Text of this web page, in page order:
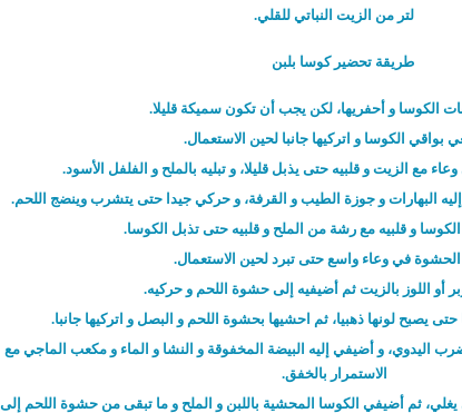
لتر من الزيت النباتي للقلي.
طريقة تحضير كوسا بلبن
الكوسا و أحفريها، لكن يجب أن تكون سميكة قليلا.
بواقي الكوسا و اتركيها جانبا لحين الاستعمال.
مع الزيت و قلبيه حتى يذبل قليلا، و تبليه بالملح و الفلفل الأسود.
البهارات و جوزة الطيب و القرفة، و حركي جيدا حتى يتشرب وينضج اللحم.
و قلبيه مع رشة من الملح و قلبيه حتى تذبل الكوسا.
في وعاء واسع حتى تبرد لحين الاستعمال.
أو اللوز بالزيت ثم أضيفيه إلى حشوة اللحم و حركيه.
حتى يصبح لونها ذهبيا، ثم احشيها بحشوة اللحم و البصل و اتركيها جانبا.
اليدوي، و أضيفي إليه البيضة المخفوقة و النشا و الماء و مكعب الماجي مع
الاستمرار بالخفق.
ثم أضيفي الكوسا المحشية باللبن و الملح و ما تبقى من حشوة اللحم إلى